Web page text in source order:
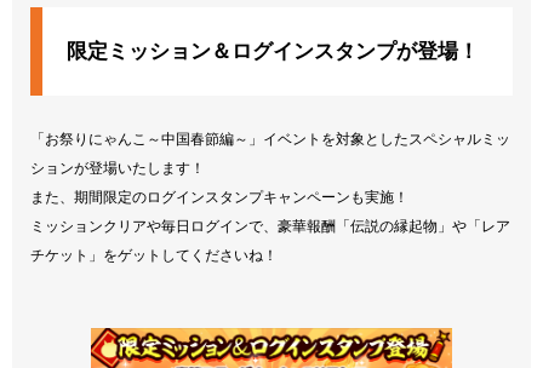
限定ミッション＆ログインスタンプが登場！
「お祭りにゃんこ～中国春節編～」イベントを対象としたスペシャルミッ
ションが登場いたします！
また、期間限定のログインスタンプキャンペーンも実施！
ミッションクリアや毎日ログインで、豪華報酬「伝説の縁起物」や「レア
チケット」をゲットしてくださいね！